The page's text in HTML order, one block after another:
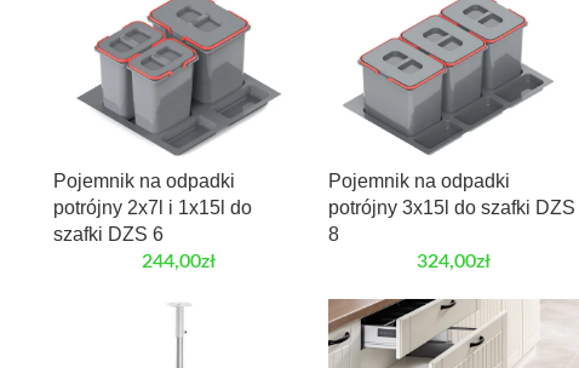
Pojemnik na odpadki
potrójny 2x7l i 1x15l do
szafki DZS 6
244,00zł
Pojemnik na odpadki
potrójny 3x15l do szafki DZS
8
324,00zł